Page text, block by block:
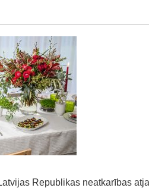
Republikas neatkarības